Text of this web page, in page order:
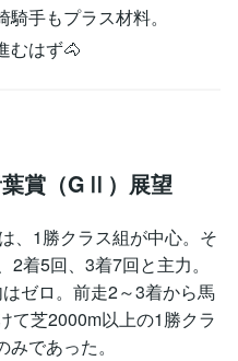
手もプラス材料。
むはず🐴
賞（GⅡ）展望
、1勝クラス組が中心。そ
着5回、3着7回と主力。
ゼロ。前走2～3着から馬
て芝2000m以上の1勝クラ
であった。